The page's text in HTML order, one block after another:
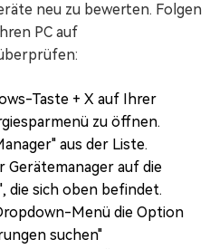
neu zu bewerten. Folgen
PC auf
Taste + X auf Ihrer
zu öffnen.
aus der Liste.
Gerätemanager auf die
die sich oben befindet.
Menü die Option
suchen"